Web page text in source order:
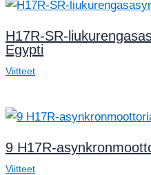
H17R-SR-
Egypti
Viitteet
9 H17R-
Viitteet